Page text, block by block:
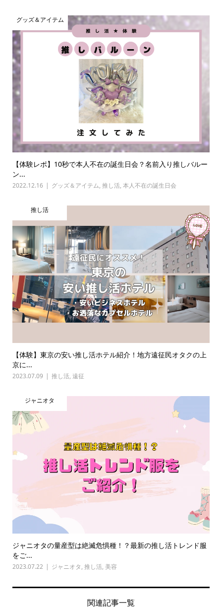
グッズ＆アイテム
【体験レポ】10秒で本人不在の誕生日会？名前入り推しバルー
ン...
2022.12.16 グッズ＆アイテム, 推し活, 本人不在の誕生日会
推し活
【体験】東京の安い推し活ホテル紹介！地方遠征民オタクの上
京に...
2023.07.09 推し活, 遠征
ジャニオタ
ジャニオタの量産型は絶滅危惧種！？最新の推し活トレンド服
をご...
2023.07.22 ジャニオタ, 推し活, 美容
関連記事一覧